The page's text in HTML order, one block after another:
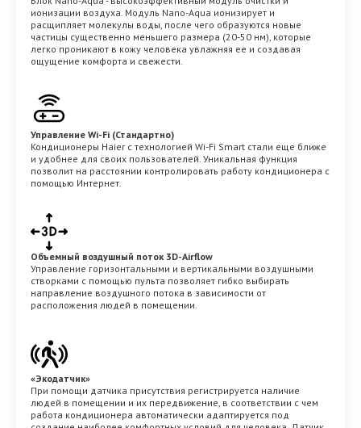
ионизации воздуха. Модуль Nano-Aqua ионизирует и
расщипляет молекулы воды, после чего образуются новые
частицы существенно меньшего размера (20-50 нм), которые
легко проникают в кожу человека увлажняя ее и создавая
ощущение комфорта и свежести.
Управление Wi-Fi (Стандартно)
Кондиционеры Haier с технологией Wi-Fi Smart стали еще ближе
и удобнее для своих пользователей. Уникальная функция
позволит на расстоянии контролировать работу кондиционера с
помощью Интернет.
Объемный воздушный поток 3D-Airflow
Управление горизонтальными и вертикальными воздушными
створками с помощью пульта позволяет гибко выбирать
направление воздушного потока в зависимости от
расположения людей в помещении.
«Экодатчик»
При помощи датчика присутствия регистрируется наличие
людей в помещении и их передвижение, в соответствии с чем
работа кондиционера автоматически адаптируется под